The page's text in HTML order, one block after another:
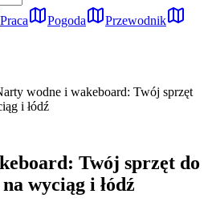
Praca Pogoda
Przewodnik
wodne i wakeboard: Twój sprzęt
i łódź
Twój sprzęt do
wyciąg i łódź